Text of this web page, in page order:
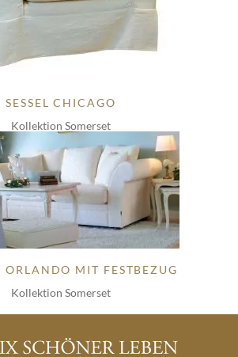
SESSEL CHICAGO
Kollektion Somerset
ORLANDO MIT FESTBEZUG
Kollektion Somerset